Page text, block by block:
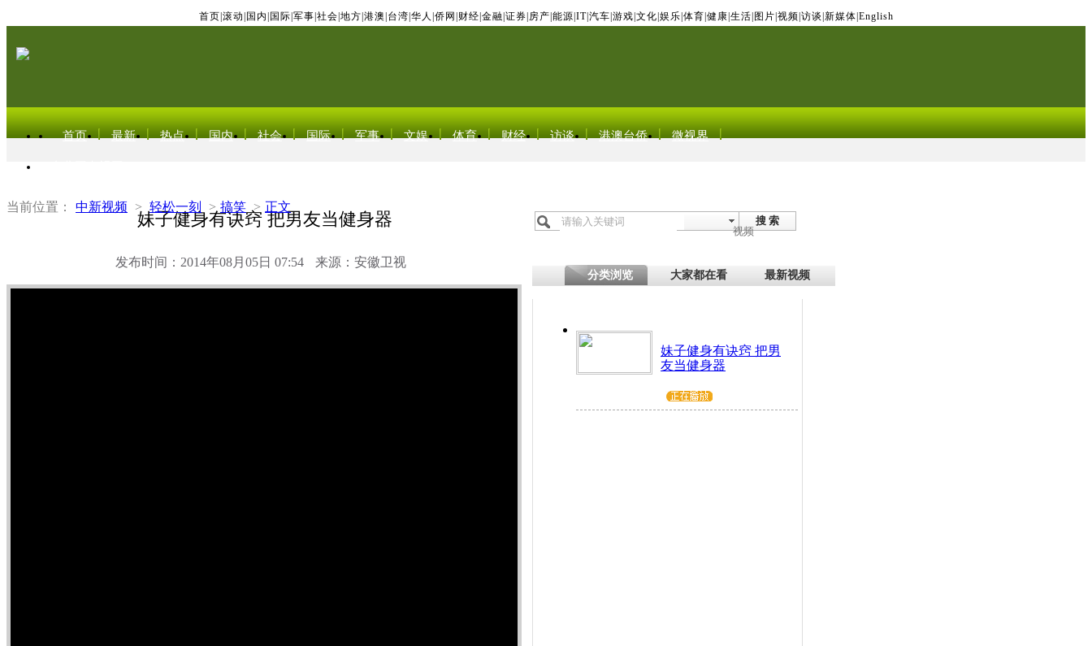
首页 滚动 国内 国际 军事 社会 地方 港澳 台湾 华人 侨网 财经 金融 证券 房产 能源 IT| 汽车 游戏 文化 娱乐 体育 健康 生活 图片 视频 访谈 新媒体 English
首页 最新 热点 国内 社会 国际 军事 文娱 体育 财经 访谈 港澳台侨 微视界
当前位置： 中新视频 > 轻松一刻 > 搞笑 > 正文
妹子健身有诀窍 把男友当健身器
发布时间：2014年08月05日 07:54 来源：安徽卫视
搜 索
视频
分类浏览 大家都在看 最新视频
妹子健身有诀窍 把男
友当健身器